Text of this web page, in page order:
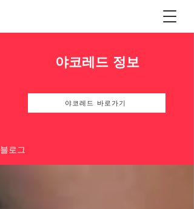
야코레드 정보
야코레드 바로가기
블로그